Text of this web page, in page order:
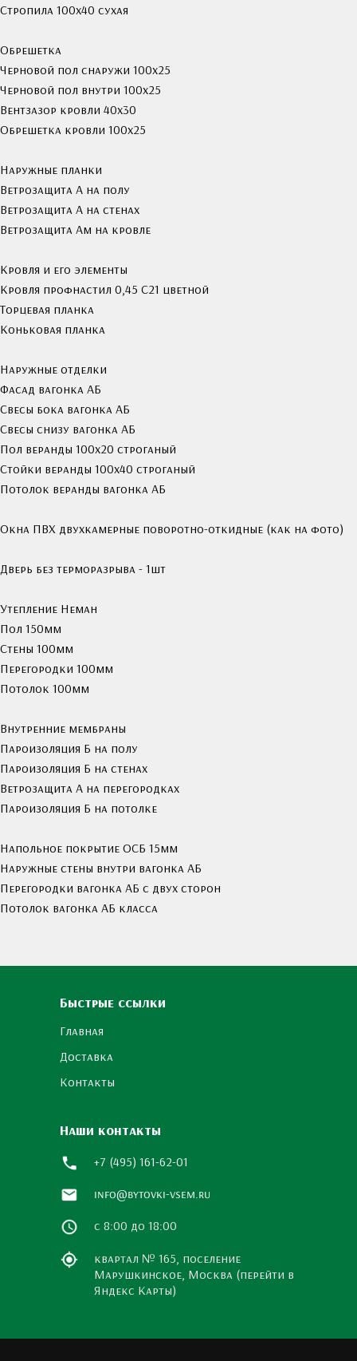
Стропила 100х40 сухая
Обрешетка
Черновой пол снаружи 100х25
Черновой пол внутри 100х25
Вентзазор кровли 40x30
Обрешетка кровли 100х25
Наружные планки
Ветрозащита А на полу
Ветрозащита А на стенах
Ветрозащита Ам на кровле
Кровля и его элементы
Кровля профнастил 0,45 С21 цветной
Торцевая планка
Коньковая планка
Наружные отделки
Фасад вагонка АБ
Свесы бока вагонка АБ
Свесы снизу вагонка АБ
Пол веранды 100х20 строганый
Стойки веранды 100х40 строганый
Потолок веранды вагонка АБ
Окна ПВХ двухкамерные поворотно-откидные (как на фото)
Дверь без терморазрыва - 1шт
Утепление Неман
Пол 150мм
Стены 100мм
Перегородки 100мм
Потолок 100мм
Внутренние мембраны
Пароизоляция Б на полу
Пароизоляция Б на стенах
Ветрозащита А на перегородках
Пароизоляция Б на потолке
Напольное покрытие ОСБ 15мм
Наружные стены внутри вагонка АБ
Перегородки вагонка АБ с двух сторон
Потолок вагонка АБ класса
Быстрые ссылки
Главная
Доставка
Контакты
Наши контакты
+7 (495) 161-62-01
info@bytovki-vsem.ru
с 8:00 до 18:00
квартал № 165, поселение
Марушкинское, Москва (перейти в
Яндекс Карты)